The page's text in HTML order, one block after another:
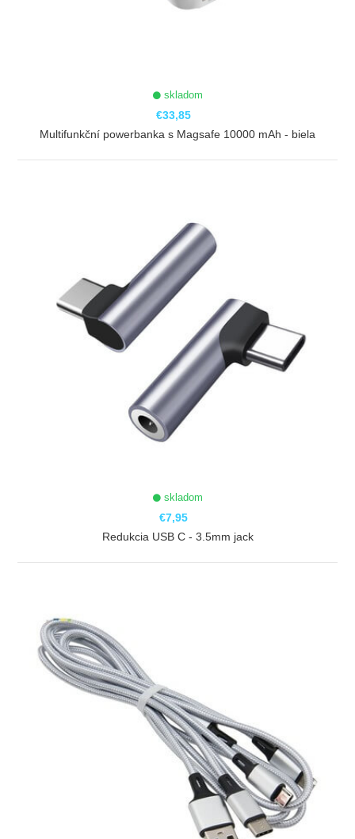
skladom
€33,85
Multifunkční powerbanka s Magsafe 10000 mAh - biela
skladom
€7,95
Redukcia USB C - 3.5mm jack